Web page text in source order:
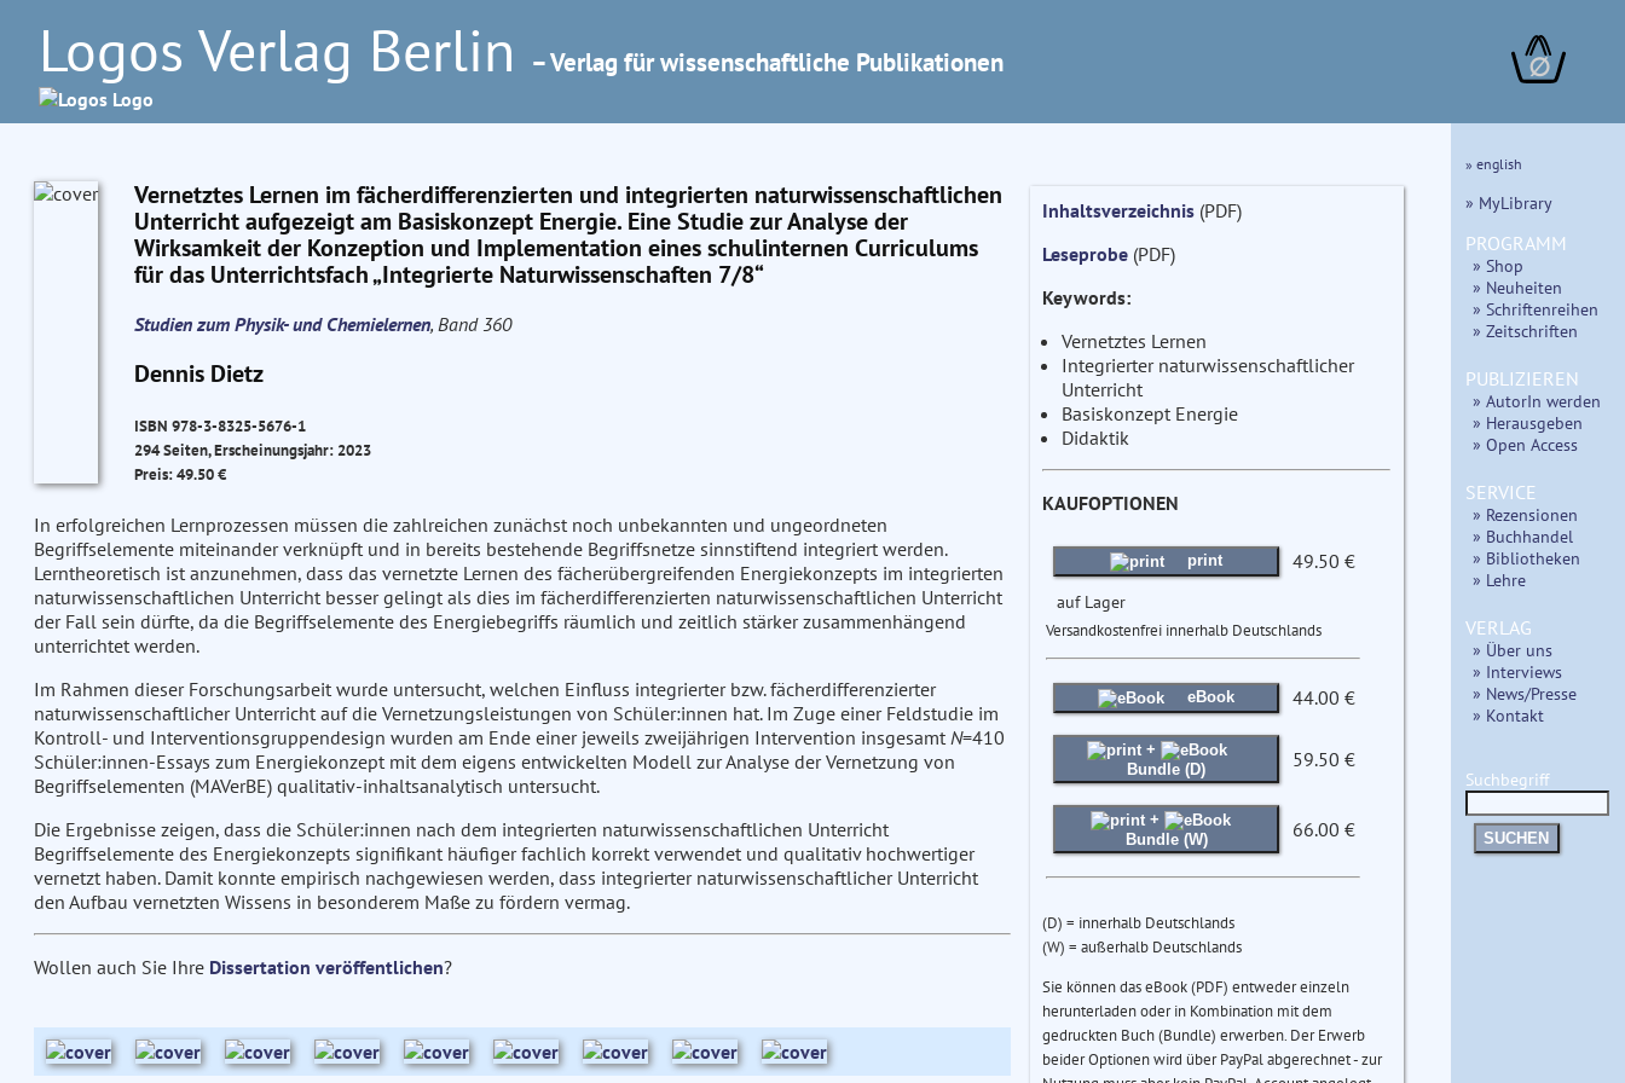
Logos Verlag Berlin – Verlag für wissenschaftliche Publikationen ∅
Vernetztes Lernen im fächerdifferenzierten und integrierten naturwissenschaftlichen
Unterricht aufgezeigt am Basiskonzept Energie. Eine Studie zur Analyse der
Wirksamkeit der Konzeption und Implementation eines schulinternen Curriculums
für das Unterrichtsfach „Integrierte Naturwissenschaften 7/8“
Studien zum Physik- und Chemielernen, Band 360
Dennis Dietz
ISBN 978-3-8325-5676-1
294 Seiten, Erscheinungsjahr: 2023
Preis: 49.50 €
In erfolgreichen Lernprozessen müssen die zahlreichen zunächst noch unbekannten und ungeordneten
Begriffselemente miteinander verknüpft und in bereits bestehende Begriffsnetze sinnstiftend integriert werden.
Lerntheoretisch ist anzunehmen, dass das vernetzte Lernen des fächerübergreifenden Energiekonzepts im integrierten
naturwissenschaftlichen Unterricht besser gelingt als dies im fächerdifferenzierten naturwissenschaftlichen Unterricht
der Fall sein dürfte, da die Begriffselemente des Energiebegriffs räumlich und zeitlich stärker zusammenhängend
unterrichtet werden.
Im Rahmen dieser Forschungsarbeit wurde untersucht, welchen Einfluss integrierter bzw. fächerdifferenzierter
naturwissenschaftlicher Unterricht auf die Vernetzungsleistungen von Schüler:innen hat. Im Zuge einer Feldstudie im
Kontroll- und Interventionsgruppendesign wurden am Ende einer jeweils zweijährigen Intervention insgesamt N=410
Schüler:innen-Essays zum Energiekonzept mit dem eigens entwickelten Modell zur Analyse der Vernetzung von
Begriffselementen (MAVerBE) qualitativ-inhaltsanalytisch untersucht.
Die Ergebnisse zeigen, dass die Schüler:innen nach dem integrierten naturwissenschaftlichen Unterricht
Begriffselemente des Energiekonzepts signifikant häufiger fachlich korrekt verwendet und qualitativ hochwertiger
vernetzt haben. Damit konnte empirisch nachgewiesen werden, dass integrierter naturwissenschaftlicher Unterricht
den Aufbau vernetzten Wissens in besonderem Maße zu fördern vermag.
Wollen auch Sie Ihre Dissertation veröffentlichen?
Inhaltsverzeichnis(PDF)
Leseprobe(PDF)
Keywords:
Vernetztes Lernen
Integrierter naturwissenschaftlicher
Unterricht
Basiskonzept Energie
Didaktik
KAUFOPTIONEN
print 49.50 €
auf Lager
Versandkostenfrei innerhalb Deutschlands
eBook 44.00 €
+
Bundle (D)
59.50 €
+
Bundle (W)
66.00 €
(D) = innerhalb Deutschlands
(W) = außerhalb Deutschlands
Sie können das eBook (PDF) entweder einzeln
herunterladen oder in Kombination mit dem
gedruckten Buch (Bundle) erwerben. Der Erwerb
beider Optionen wird über PayPal abgerechnet - zur
» english
» MyLibrary
PROGRAMM
» Shop
» Neuheiten
» Schriftenreihen
» Zeitschriften
PUBLIZIEREN
» AutorIn werden
» Herausgeben
» Open Access
SERVICE
» Rezensionen
» Buchhandel
» Bibliotheken
» Lehre
VERLAG
» Über uns
» Interviews
» News/Presse
» Kontakt
Suchbegriff
SUCHEN